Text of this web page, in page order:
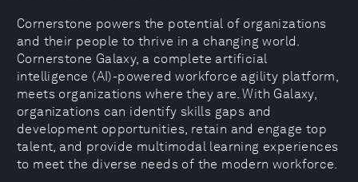
Cornerstone powers the potential of organizations
and their people to thrive in a changing world.
Cornerstone Galaxy, a complete artificial
intelligence (AI)-powered workforce agility platform,
meets organizations where they are. With Galaxy,
organizations can identify skills gaps and
development opportunities, retain and engage top
talent, and provide multimodal learning experiences
to meet the diverse needs of the modern workforce.